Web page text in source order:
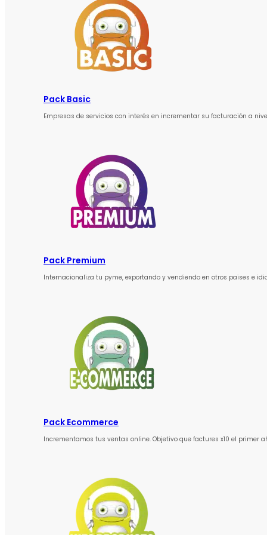
Pack Basic
Empresas de servicios con interés en incrementar su facturación a
Pack Premium
Internacionaliza tu pyme, exportando y vendiendo en otros paises e
Pack Ecommerce
Incrementamos tus ventas online. Objetivo que factures x10 el primer